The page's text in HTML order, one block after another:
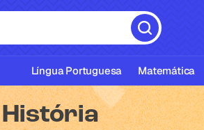
Língua Portuguesa Matemática
História